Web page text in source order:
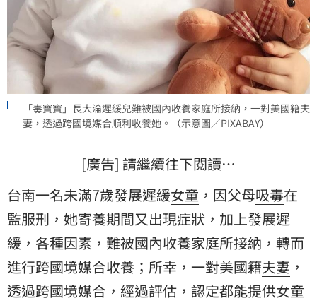
「毒寶寶」長大淪遲緩兒難被國內收養家庭所接納，一對美國籍夫
妻，透過跨國境媒合順利收養她。（示意圖／PIXABAY）
[廣告] 請繼續往下閱讀…
台南一名未滿7歲發展遲緩女童 ，因父母吸毒在
監服刑，她寄養期間又出現症狀，加上發展遲
緩，各種因素，難被國內收養家庭所接納，轉而
進行跨國境媒合收養；所幸，一對美國籍夫妻 ，
透過跨國境媒合，經過評估，認定都能提供女童